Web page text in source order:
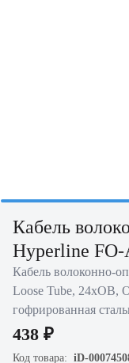
Кабель
Hyperline
Кабель волоконно-
Loose Tube, 24хОВ,
гофрированная
438 ₽
Код товара: iD-